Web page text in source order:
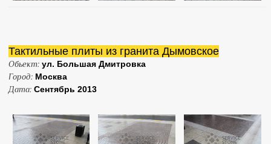
Тактильные плиты из гранита Дымовское
Обьект: ул. Большая Дмитровка
Город: Москва
Дата: Сентябрь 2013